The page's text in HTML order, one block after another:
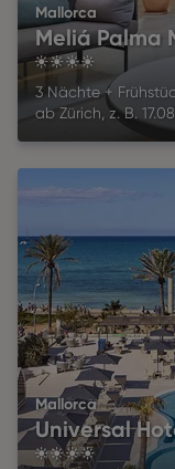
Mallorca
Meliá Palma
3 Nächte+
ab Zürich z. B.
Mallorca
Universal